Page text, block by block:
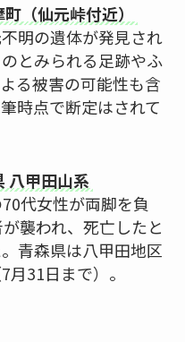
（仙元峠付近）
明の遺体が発見され
とみられる足跡やふ
る被害の可能性も含
時点で断定はされて
八甲田山系
代女性が両脚を負
襲われ、死亡したと
青森県は八甲田地区
31日まで）。